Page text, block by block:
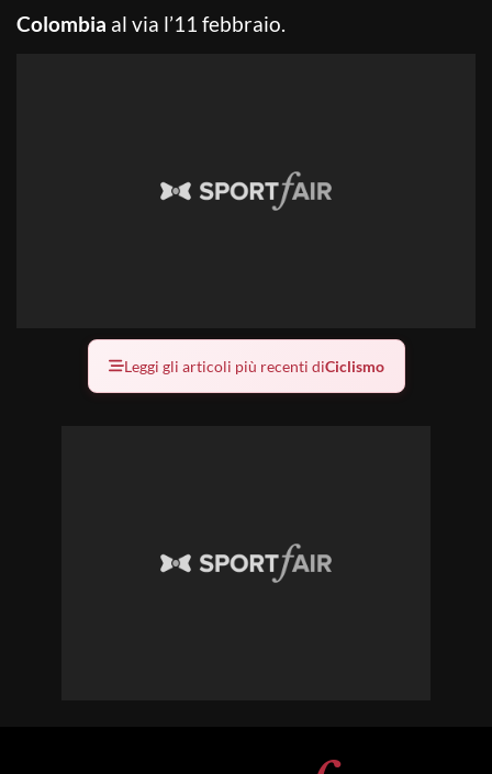
Colombia al via l’11 febbraio.
Leggi gli articoli più recenti diCiclismo